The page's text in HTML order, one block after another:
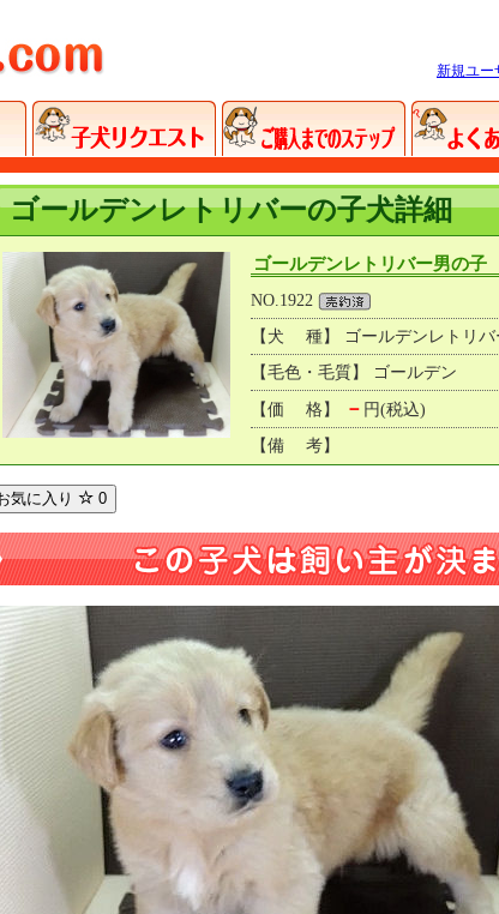
新規ユー
ゴールデンレトリバーの子犬詳細
ゴールデンレトリバー男の子
NO.1922
【犬 種】 ゴールデンレトリバ
【毛色・毛質】 ゴールデン
【価 格】 － 円(税込)
【備 考】
気に入り 0